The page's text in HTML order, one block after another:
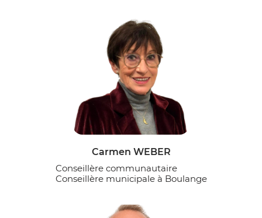
Carmen WEBER
Conseillère communautaire
Conseillère municipale à Boulange